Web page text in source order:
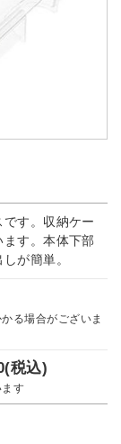
す。収納ケー
す。本体下部
が簡単。
る場合がございま
(税込)
す